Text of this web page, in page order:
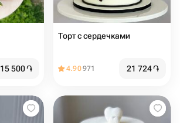
15 500֏
Торт с сердечками
4.90971 21 724֏